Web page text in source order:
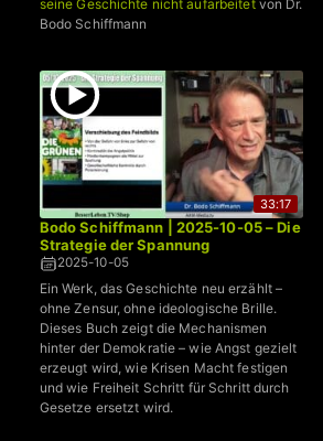
seine Geschichte nicht aufarbeitetvon Dr.
Bodo Schiffmann
33:17
Bodo Schiffmann | 2025-10-05 – Die
Strategie der Spannung
2025-10-05
Ein Werk, das Geschichte neu erzählt –
ohne Zensur, ohne ideologische Brille.
Dieses Buch zeigt die Mechanismen
hinter der Demokratie – wie Angst gezielt
erzeugt wird, wie Krisen Macht festigen
und wie Freiheit Schritt für Schritt durch
Gesetze ersetzt wird.